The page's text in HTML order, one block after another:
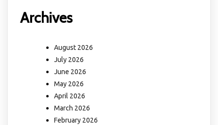
Archives
August 2026
July 2026
June 2026
May 2026
April 2026
March 2026
February 2026